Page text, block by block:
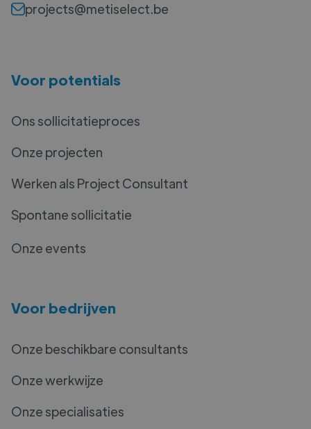
projects@metiselect.be
Voor potentials
Ons sollicitatieproces
Onze projecten
Werken als Project Consultant
Spontane sollicitatie
Onze events
Voor bedrijven
Onze beschikbare consultants
Onze werkwijze
Onze specialisaties